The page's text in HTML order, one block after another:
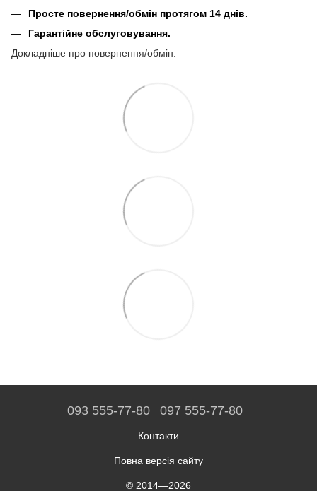
Просте повернення/обмін протягом 14 днів.
Гарантійне обслуговування.
Докладніше про повернення/обмін.
093 555-77-80 097 555-77-80
Контакти
Повна версія сайту
© 2014—2026